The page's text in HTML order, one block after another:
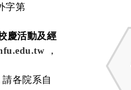
字第
慶活動及經
，
各院系自